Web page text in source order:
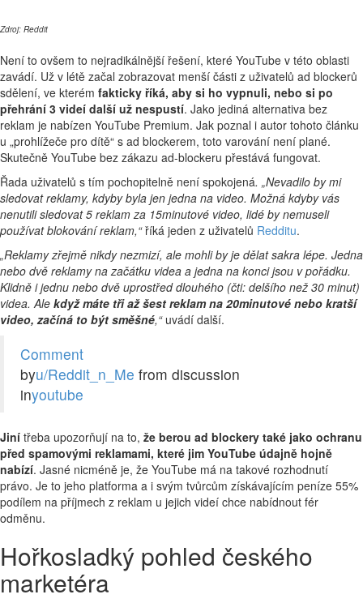
Zdroj: Reddit
Není to ovšem to nejradikálnější řešení, které YouTube v této oblasti
zavádí. Už v létě začal zobrazovat menší části z uživatelů ad blockerů
sdělení, ve kterém fakticky říká, aby si ho vypnuli, nebo si po
přehrání 3 videí další už nespustí. Jako jediná alternativa bez
reklam je nabízen YouTube Premium. Jak poznal i autor tohoto článku
u „prohlížeče pro dítě“ s ad blockerem, toto varování není plané.
Skutečně YouTube bez zákazu ad-blockeru přestává fungovat.
Řada uživatelů s tím pochopitelně není spokojená. „Nevadilo by mi
sledovat reklamy, kdyby byla jen jedna na video. Možná kdyby vás
nenutili sledovat 5 reklam za 15minutové video, lidé by nemuseli
používat blokování reklam,“říká jeden z uživatelů Redditu.
„Reklamy zřejmě nikdy nezmizí, ale mohli by je dělat sakra lépe. Jedna
nebo dvě reklamy na začátku videa a jedna na konci jsou v pořádku.
Klidně i jednu nebo dvě uprostřed dlouhého (čti: delšího než 30 minut)
videa. Ale když máte tři až šest reklam na 20minutové nebo kratší
video, začíná to být směšné,“uvádí další.
Comment
byu/Reddit_n_Me from discussion
inyoutube
Jiní třeba upozorňují na to, že berou ad blockery také jako ochranu
před spamovými reklamami, které jim YouTube údajně hojně
nabízí. Jasné nicméně je, že YouTube má na takové rozhodnutí
právo. Je to jeho platforma a i svým tvůrcům získávajícím peníze 55%
podílem na příjmech z reklam u jejich videí chce nabídnout fér
odměnu.
Hořkosladký pohled českého
marketéra